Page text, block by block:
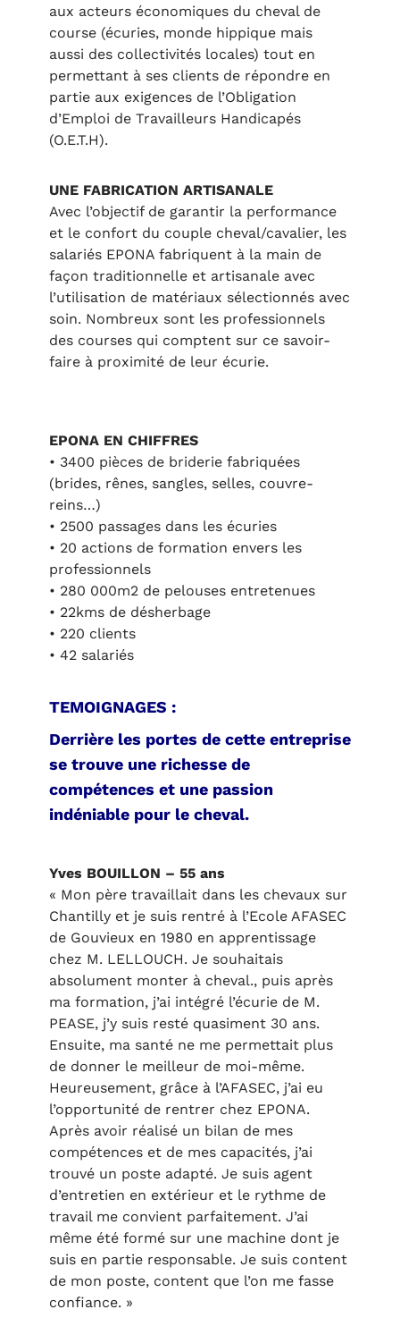
aux acteurs économiques du cheval de
course (écuries, monde hippique mais
aussi des collectivités locales) tout en
permettant à ses clients de répondre en
partie aux exigences de l’Obligation
d’Emploi de Travailleurs Handicapés
(O.E.T.H).
UNE FABRICATION ARTISANALE
Avec l’objectif de garantir la performance
et le confort du couple cheval/cavalier, les
salariés EPONA fabriquent à la main de
façon traditionnelle et artisanale avec
l’utilisation de matériaux sélectionnés avec
soin. Nombreux sont les professionnels
des courses qui comptent sur ce savoir-
faire à proximité de leur écurie.
EPONA EN CHIFFRES
• 3400 pièces de briderie fabriquées
(brides, rênes, sangles, selles, couvre-
reins…)
• 2500 passages dans les écuries
• 20 actions de formation envers les
professionnels
• 280 000m2 de pelouses entretenues
• 22kms de désherbage
• 220 clients
• 42 salariés
TEMOIGNAGES :
Derrière les portes de cette entreprise
se trouve une richesse de
compétences et une passion
indéniable pour le cheval.
Yves BOUILLON – 55 ans
« Mon père travaillait dans les chevaux sur
Chantilly et je suis rentré à l’Ecole AFASEC
de Gouvieux en 1980 en apprentissage
chez M. LELLOUCH. Je souhaitais
absolument monter à cheval., puis après
ma formation, j’ai intégré l’écurie de M.
PEASE, j’y suis resté quasiment 30 ans.
Ensuite, ma santé ne me permettait plus
de donner le meilleur de moi-même.
Heureusement, grâce à l’AFASEC, j’ai eu
l’opportunité de rentrer chez EPONA.
Après avoir réalisé un bilan de mes
compétences et de mes capacités, j’ai
trouvé un poste adapté. Je suis agent
d’entretien en extérieur et le rythme de
travail me convient parfaitement. J’ai
même été formé sur une machine dont je
suis en partie responsable. Je suis content
de mon poste, content que l’on me fasse
confiance. »